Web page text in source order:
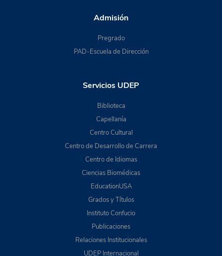
Admisión
Pregrado
PAD-Escuela de Dirección
Servicios UDEP
Biblioteca
Capellanía
Centro Cultural
Centro de Desarrollo de Carrera
Centro de Idiomas
Ciencias Biomédicas
EducationUSA
Grados y Títulos
Instituto Confucio
Publicaciones
Relaciones Institucionales
UDEP Internacional